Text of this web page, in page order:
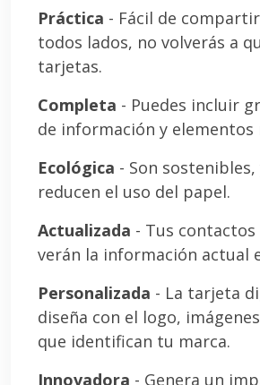
Práctica - Fácil de
todos lados, no volverás a
tarjetas.
Completa - Puedes incluir
de información y
Ecológica - Son sostenibles,
reducen el uso del papel.
Actualizada - Tus
verán la información actual
Personalizada - La tarjeta
diseña con el logo,
que identifican tu marca.
Innovadora - Genera un